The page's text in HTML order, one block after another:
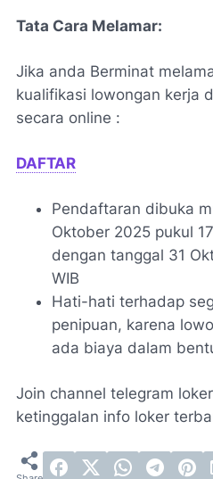
Tata Cara Melamar:
Jika anda Berminat
kualifikasi lowongan kerja
secara online :
DAFTAR
Pendaftaran dibuka
Oktober 2025 pukul
dengan tanggal 31
WIB
Hati-hati terhadap
penipuan, karena
ada biaya dalam
Join channel telegram
ketinggalan info loker